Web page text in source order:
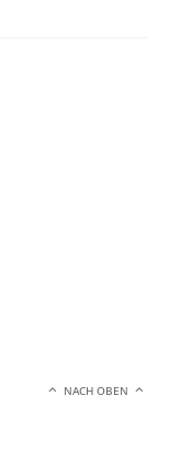
NACH OBEN